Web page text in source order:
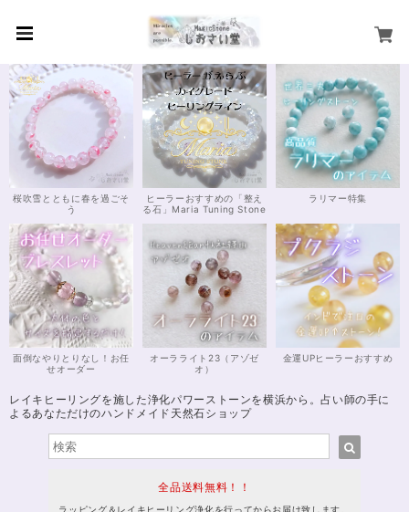
桜吹雪とともに春を過ごそ
う
ヒーラーおすすめの「整え
る石」Maria Tuning Stone
ラリマー特集
面倒なやりとりなし！お任
せオーダー
オーラライト23（アゾゼ
オ）
金運UPヒーラーおすすめ
レイキヒーリングを施した浄化パワーストーンを横浜から。占い師の手に
よるあなただけのハンドメイド天然石ショップ
全品送料無料！！
ラッピング＆レイキヒーリング浄化を行ってからお届け致します。